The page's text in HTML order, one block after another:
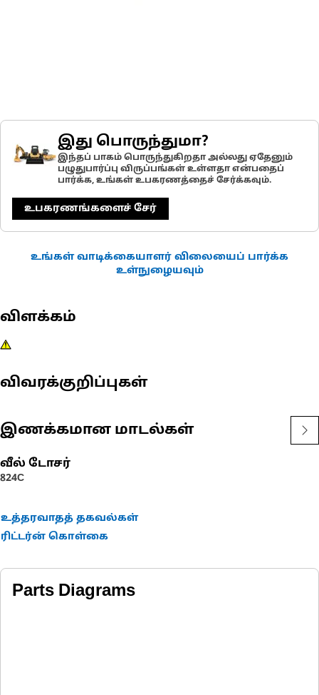
இது பொருந்துமா?
இந்தப் பாகம் பொருந்துகிறதா அல்லது ஏதேனும்
பழுதுபார்ப்பு விருப்பங்கள் உள்ளதா என்பதைப்
பார்க்க, உங்கள் உபகரணத்தைச் சேர்க்கவும்.
உபகரணங்களைச் சேர்
உங்கள் வாடிக்கையாளர் விலையைப் பார்க்க
உள்நுழையவும்
விளக்கம்
விவரக்குறிப்புகள்
இணக்கமான மாடல்கள்
வீல் டோசர்
824C
உத்தரவாதத் தகவல்கள்
ரிட்டர்ன் கொள்கை
Parts Diagrams